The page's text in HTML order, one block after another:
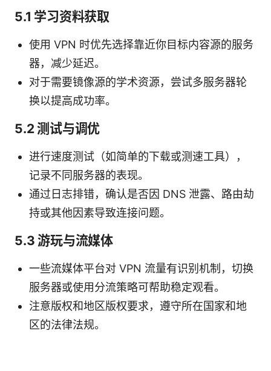
5.1 学习资料获取
使用 VPN 时优先选择靠近你目标内容源的服务
器，减少延迟。
对于需要镜像源的学术资源，尝试多服务器轮
换以提高成功率。
5.2 测试与调优
进行速度测试（如简单的下载或测速工具），
记录不同服务器的表现。
通过日志排错，确认是否因 DNS 泄露、路由劫
持或其他因素导致连接问题。
5.3 游玩与流媒体
一些流媒体平台对 VPN 流量有识别机制，切换
服务器或使用分流策略可帮助稳定观看。
注意版权和地区版权要求，遵守所在国家和地
区的法律法规。